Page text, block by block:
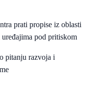
prati propise iz oblasti
pod pritiskom
pitanju razvoja i